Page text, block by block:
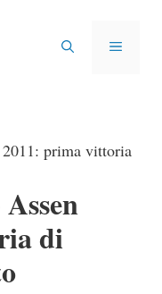
MENU
prima vittoria
di